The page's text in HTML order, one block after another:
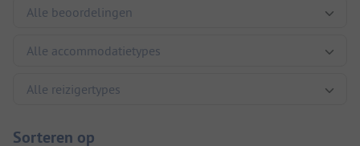
Sorteren op